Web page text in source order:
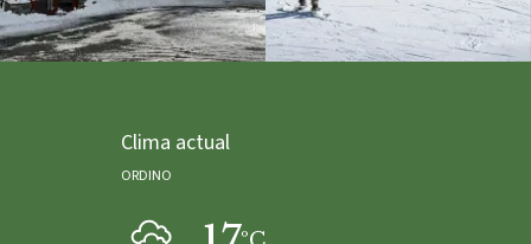
Clima actual
ORDINO